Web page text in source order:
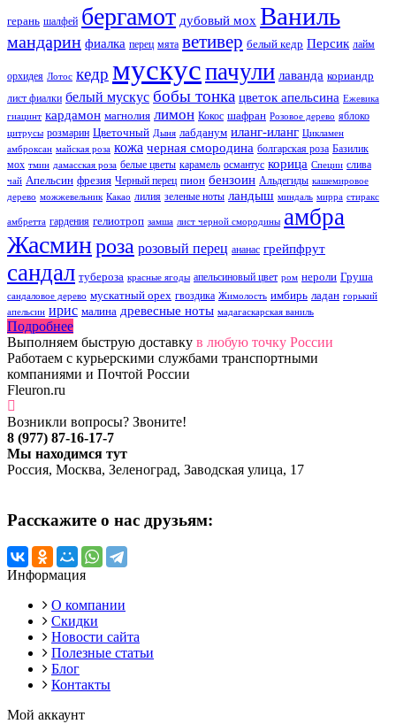
герань шалфей бергамот дубовый мох Ваниль
мандарин фиалка перец мята ветивер белый кедр Персик лайм
орхидея Лотос кедр мускуспачули лаванда кориандр
лист фиалки белый мускус бобы тонка цветок апельсина Ежевика
гиацинт кардамон магнолия лимон Кокос шафран Розовое дерево яблоко
цитрусы розмарин Цветочный Дыня лабданум иланг-иланг Цикламен
амброксан майская роза кожа черная смородина болгарская роза Базилик
мох тмин дамасская роза белые цветы карамель османтус корица Специи слива
чай Апельсин фрезия Черный перец пион бензоин Альдегиды кашемировое
дерево можжевельник Какао лилия зеленые ноты ландыш миндаль мирра стиракс
амбретта гардения гелиотроп замша лист черной смородины амбра
Жасминроза розовый перец ананас грейпфрут
сандал тубероза красные ягоды апельсиновый цвет ром нероли Груша
сандаловое дерево мускатный орех гвоздика Жимолость имбирь ладан горький
апельсин ирис малина древесные ноты мадагаскарская ваниль
Подробнее
Выполняем быструю доставку в любую точку России
Работаем с курьерскими службами транспортными
компаниями и Почтой России
Fleuron.ru
Возникли вопросы? Звоните!
8 (977) 87-16-17-7
Мы находимся тут
Россия, Москва, Зеленоград, Заводская улица, 17
Расскажите о нас друзьям:
Информация
О компании
Скидки
Новости сайта
Полезные статьи
Блог
Контакты
Мой аккаунт